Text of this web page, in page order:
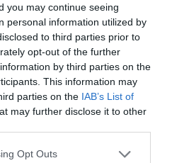
you may continue seeing
personal information utilized by
to third parties prior to
opt-out of the further
by third parties on the
This information may
parties on the IAB’s List of
may further disclose it to other
app uses one or more Google
Opt Outs
ανάρτηση του Αρκά για